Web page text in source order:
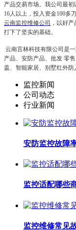
产品交易市场。我公司最
16人以上，投入资金100多万
云南监控维修公司 ，以好
打下了坚实的基础。
云南言林科技有限公司是
产品、安防产品、批发 零
盖、智能家居、别墅红外防
监控新闻
公司动态
行业新闻
安防监控故障
监控适配哪些
监控维修常见